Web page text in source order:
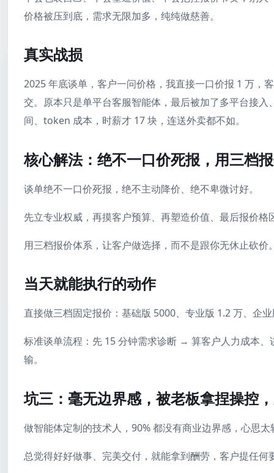
价格被压到底，需求无限加多，纯纯做慈善。
真实战损
2025 年底谈单，客户一问价格，我直接一口价报 1 万，
交。原本只是单平台客服智能体，最后被加了多平台接
间、token 成本，时薪才 17 块，连送外卖都不如。
核心解法：绝不一口价死报，用三档
谈单绝不一口价死报，绝不主动降价、绝不卑微讨好。
先立专业权威，再摸客户预算、再塑造价值、最后报价
用三档报价体系，让客户做选择，而不是跟你无休止砍价
当天就能执行的动作
直接做三档固定报价：基础版 5000、专业版 1.2 万、企
标准谈单流程：先 15 分钟需求诊断 → 算客户人力成本
输。
坑三：毫无边界感，被老板拿捏操控
做智能体定制的技术人，90% 都没有商业边界感，心思
总觉得好好做事、完美交付，就能拿到酬劳，客户提任